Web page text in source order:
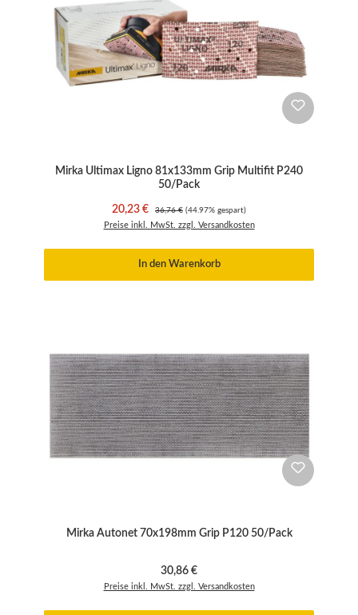
Mirka Ultimax Ligno 81x133mm Grip Multifit P240
50/Pack
Verkaufspreis:
20,23 € Regulärer Preis:
36,76 € (44.97% gespart)
Preise inkl. MwSt. zzgl. Versandkosten
In den Warenkorb
Mirka Autonet 70x198mm Grip P120 50/Pack
Regulärer Preis:
30,86 €
Preise inkl. MwSt. zzgl. Versandkosten